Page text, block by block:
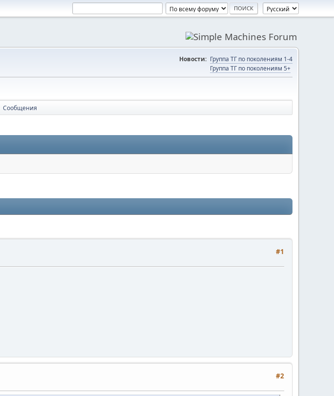
Новости: Группа ТГ по поколениям 1-4
Группа ТГ по поколениям 5+
Сообщения
#1
#2